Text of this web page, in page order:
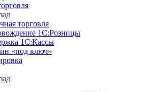
торговля
1С:Розницы
1С:Кассы
«под ключ»